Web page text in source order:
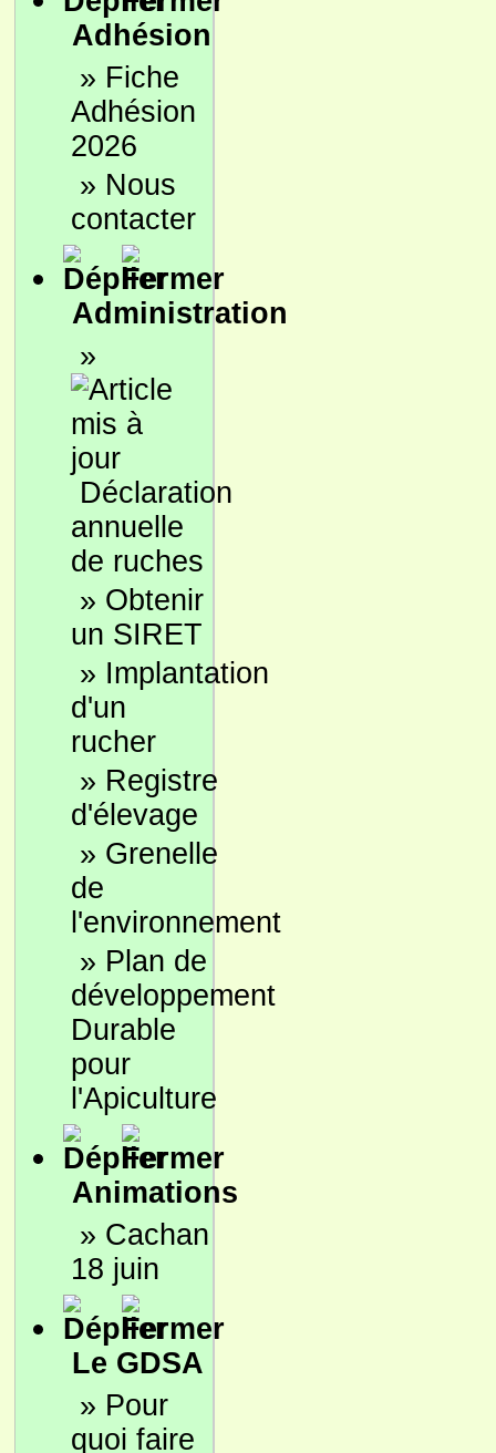
Adhésion
» Fiche
Adhésion
2026
» Nous
contacter
Administration
»
Déclaration
annuelle
de ruches
» Obtenir
un SIRET
» Implantation
d'un
rucher
» Registre
d'élevage
» Grenelle
de
l'environnement
» Plan de
développement
Durable
pour
l'Apiculture
Animations
» Cachan
18 juin
Le GDSA
» Pour
quoi faire